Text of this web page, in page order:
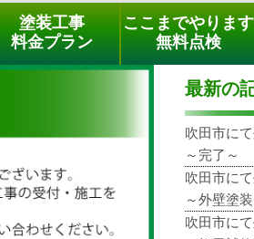
電話でのご相談
[9時～18時まで受付
phone
塗装工事
料金プラン
ここまでやります
無料点検
最新の
吹田市に
～完了～
吹田市に
～外壁塗装
吹田市に